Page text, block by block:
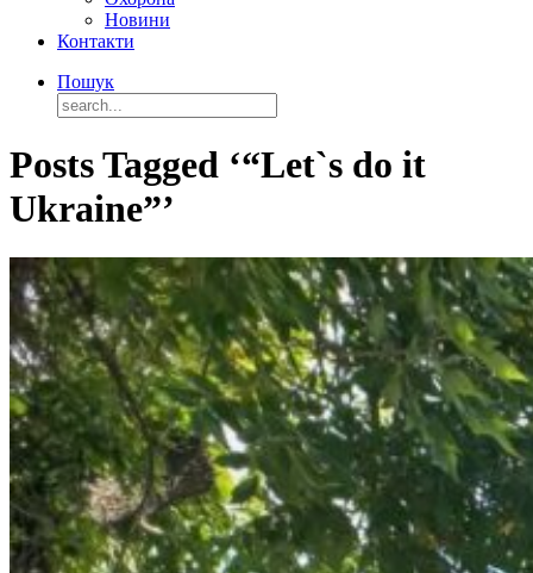
Новини
Контакти
Пошук
Posts Tagged ‘“Let`s do it
Ukraine”’